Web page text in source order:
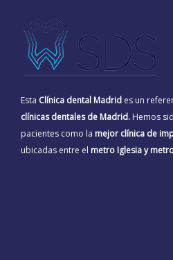
Esta Clínica dental Madrid es un
clínicas dentales de Madrid. Hemos
pacientes como la mejor clínica de
ubicadas entre el metro Iglesia y